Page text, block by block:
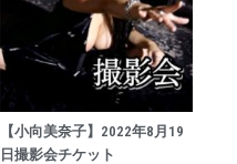
【小向美奈子】2022年8月19
日撮影会チケット